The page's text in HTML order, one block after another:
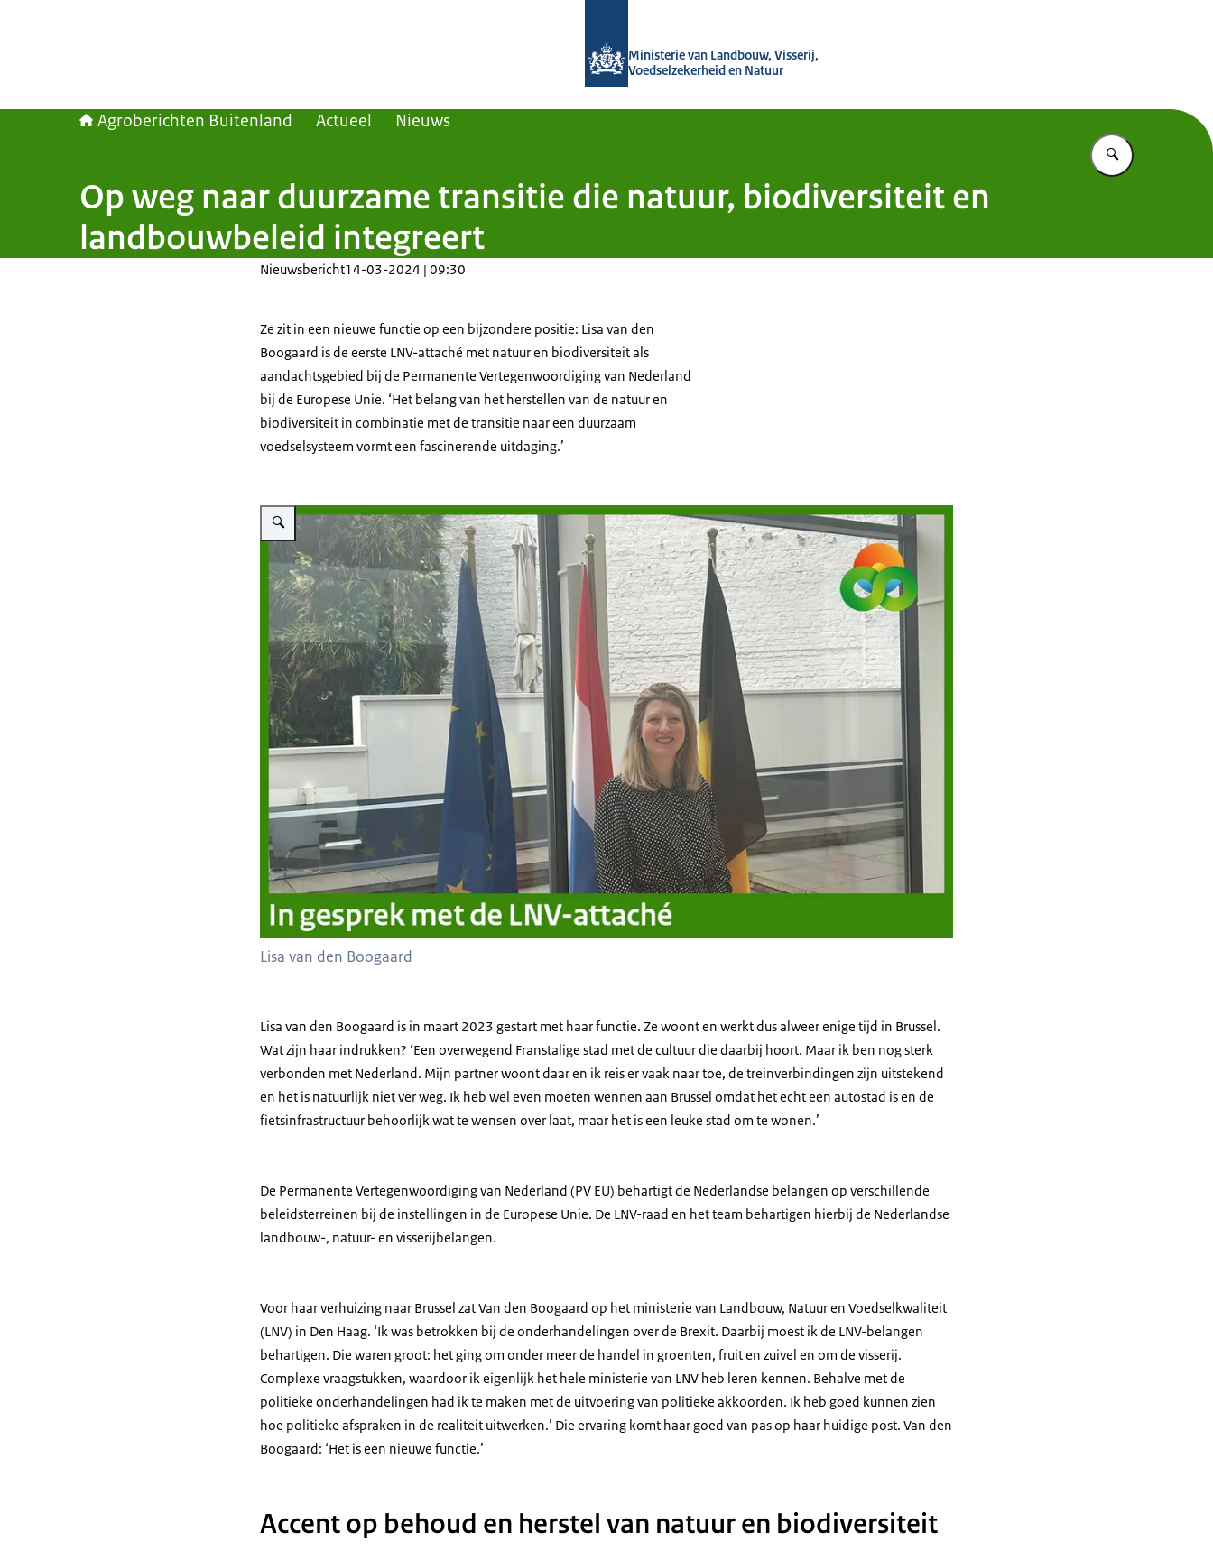
Ministerie van Landbouw, Visserij,
Voedselzekerheid en Natuur
Agroberichten Buitenland Actueel Nieuws
Vul in wat u
Op weg naar duurzame transitie die natuur, biodiversiteit en
landbouwbeleid integreert
Nieuwsbericht14-03-2024 | 09:30
Ze zit in een nieuwe functie op een bijzondere positie: Lisa van den
Boogaard is de eerste LNV-attaché met natuur en biodiversiteit als
aandachtsgebied bij de Permanente Vertegenwoordiging van Nederland
bij de Europese Unie. ‘Het belang van het herstellen van de natuur en
biodiversiteit in combinatie met de transitie naar een duurzaam
voedselsysteem vormt een fascinerende uitdaging.’
Vergroot afbeelding in gesprek met LNV-attache Lisa van den Boogaard
Lisa van den Boogaard
Lisa van den Boogaard is in maart 2023 gestart met haar functie. Ze woont en werkt dus alweer enige tijd in Brussel.
Wat zijn haar indrukken? ‘Een overwegend Franstalige stad met de cultuur die daarbij hoort. Maar ik ben nog sterk
verbonden met Nederland. Mijn partner woont daar en ik reis er vaak naar toe, de treinverbindingen zijn uitstekend
en het is natuurlijk niet ver weg. Ik heb wel even moeten wennen aan Brussel omdat het echt een autostad is en de
fietsinfrastructuur behoorlijk wat te wensen over laat, maar het is een leuke stad om te wonen.’
De Permanente Vertegenwoordiging van Nederland (PV EU) behartigt de Nederlandse belangen op verschillende
beleidsterreinen bij de instellingen in de Europese Unie. De LNV-raad en het team behartigen hierbij de Nederlandse
landbouw-, natuur- en visserijbelangen.
Voor haar verhuizing naar Brussel zat Van den Boogaard op het ministerie van Landbouw, Natuur en Voedselkwaliteit
(LNV) in Den Haag. ‘Ik was betrokken bij de onderhandelingen over de Brexit. Daarbij moest ik de LNV-belangen
behartigen. Die waren groot: het ging om onder meer de handel in groenten, fruit en zuivel en om de visserij.
Complexe vraagstukken, waardoor ik eigenlijk het hele ministerie van LNV heb leren kennen. Behalve met de
politieke onderhandelingen had ik te maken met de uitvoering van politieke akkoorden. Ik heb goed kunnen zien
hoe politieke afspraken in de realiteit uitwerken.’ Die ervaring komt haar goed van pas op haar huidige post. Van den
Boogaard: ‘Het is een nieuwe functie.’
Accent op behoud en herstel van natuur en biodiversiteit